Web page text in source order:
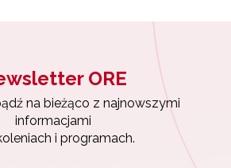
ORE
na bieżąco z najnowszymi
informacjami
i programach.